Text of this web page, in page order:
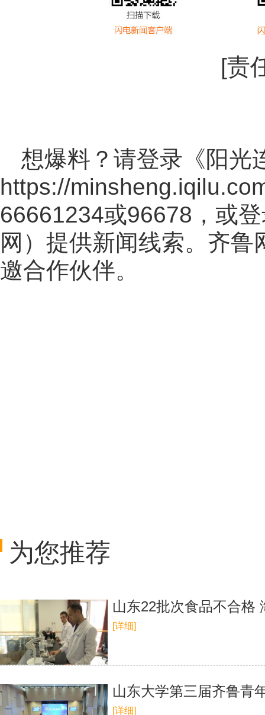
[责
想爆料？请登录《阳光
https://
66661234或96678，或
网 ）提供新闻线索。齐鲁
邀合作伙伴。
为您推荐
山东22批次食品不合格
[详细]
山东大学第三届齐鲁青
[详细]